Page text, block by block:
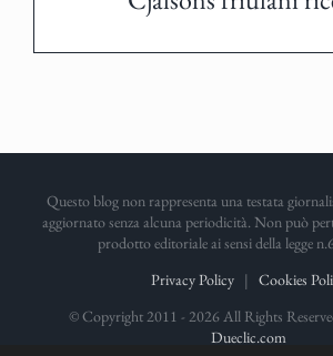
Questo blog non rappresenta una testata
aggiornato senza alcuna periodicità. Non può
prodotto editoriale ai sensi della legge
Privacy Policy | Cookies
© Copyright 2011 - 2026 All Rights
Dueclic.com